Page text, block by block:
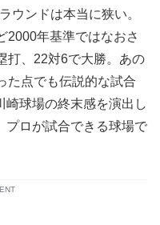
ウンドは本当に狭い。
2000年基準ではなおさ
打、22対6で大勝。あの
た点でも伝説的な試合
崎球場の終末感を演出し
プロが試合できる球場で